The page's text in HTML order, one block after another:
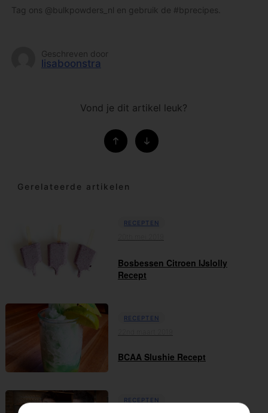
Tag ons @bulkpowders_nl en gebruik de #bprecipes.
Geschreven door
lisaboonstra
Vond je dit artikel leuk?
Gerelateerde artikelen
RECEPTEN
Bosbessen Citroen IJslolly
Recept
RECEPTEN
BCAA Slushie Recept
RECEPTEN